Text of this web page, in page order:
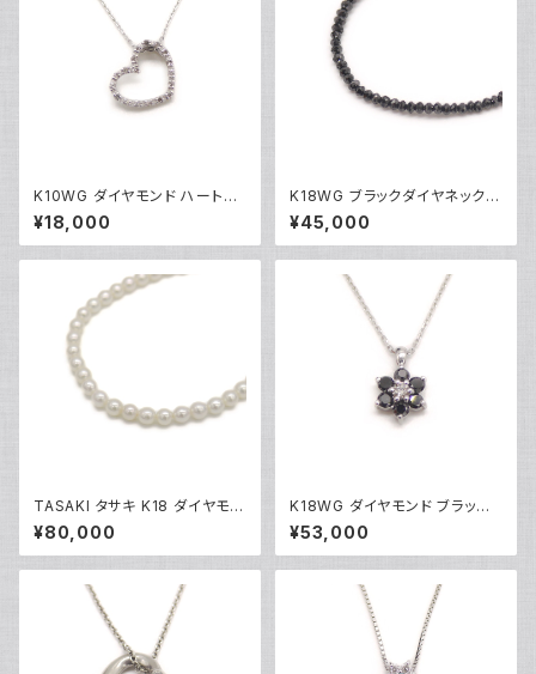
K10WG ダイヤモンド ハートペ
ンダント ネックレス 10金 ホワ
イトゴールド アズキチェーン Y0
4907
¥18,000
K18WG ブラックダイヤネックレ
ス 18金 ホワイトゴールド Y051
01
¥45,000
TASAKI タサキ K18 ダイヤモン
ド パールネックレス 18金 Y05
014
¥80,000
K18WG ダイヤモンド ブラック
ダイヤ フラワーデザイン ペンダ
ント ネックレス 18金 ホワイトゴ
ールド アズキチェーン Y05103
¥53,000